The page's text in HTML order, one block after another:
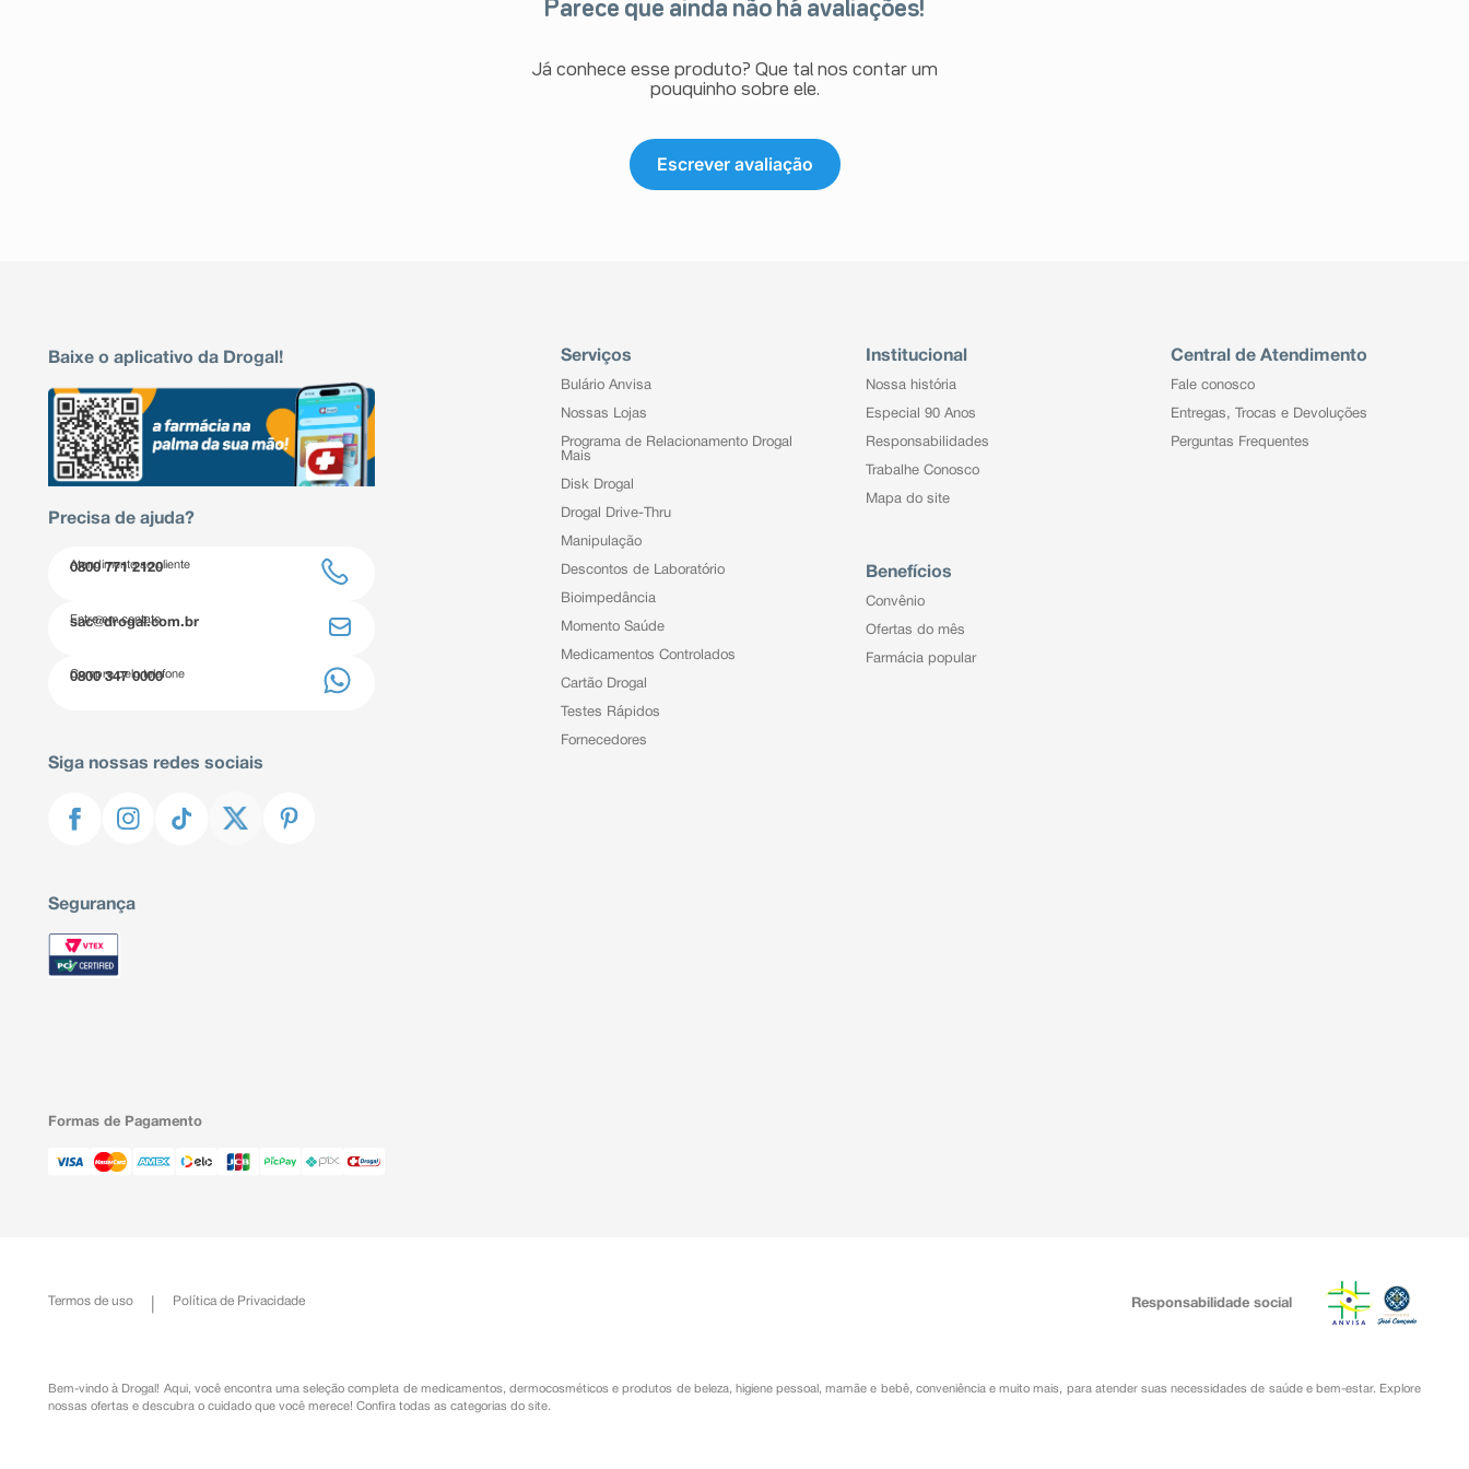
Parece que ainda não há avaliações!
Já conhece esse produto? Que tal nos contar um
pouquinho sobre ele.
Escrever avaliação
Baixe o aplicativo da Drogal!
Precisa de ajuda?
Atendimento ao cliente
0800 771 2120
Entre em contato
sac@drogal.com.br
Compre pelo telefone
0800 347 0000
Siga nossas redes sociais
Segurança
Serviços
Bulário Anvisa
Nossas Lojas
Programa de Relacionamento Drogal
Mais
Disk Drogal
Drogal Drive-Thru
Manipulação
Descontos de Laboratório
Bioimpedância
Momento Saúde
Medicamentos Controlados
Cartão Drogal
Testes Rápidos
Fornecedores
Institucional
Nossa história
Especial 90 Anos
Responsabilidades
Trabalhe Conosco
Mapa do site
Benefícios
Convênio
Ofertas do mês
Farmácia popular
Central de Atendimento
Fale conosco
Entregas, Trocas e Devoluções
Perguntas Frequentes
Formas de Pagamento
Termos de uso Política de Privacidade Responsabilidade social
Bem-vindo à Drogal! Aqui, você encontra uma seleção completa de medicamentos ,dermocosméticos e produtos de beleza, higiene pessoal ,mamãe e bebê, conveniênciae muito mais, para atender suas necessidades de saúde e bem-estar. Explore
nossas ofertas e descubra o cuidado que você merece! Confira todas as categorias do site.